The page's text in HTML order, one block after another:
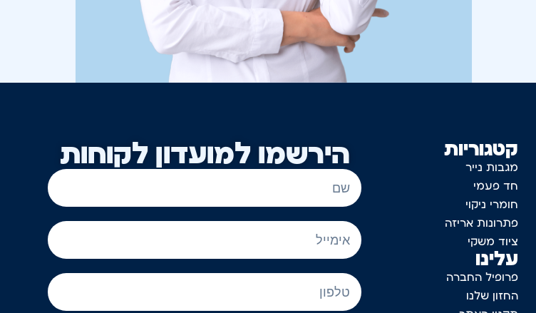
הירשמו למועדון לקוחות קטגוריות
מגבות נייר
חד פעמי
חומרי ניקוי
פתרונות אריזה
ציוד משקי
עלינו
פרופיל החברה
החזון שלנו